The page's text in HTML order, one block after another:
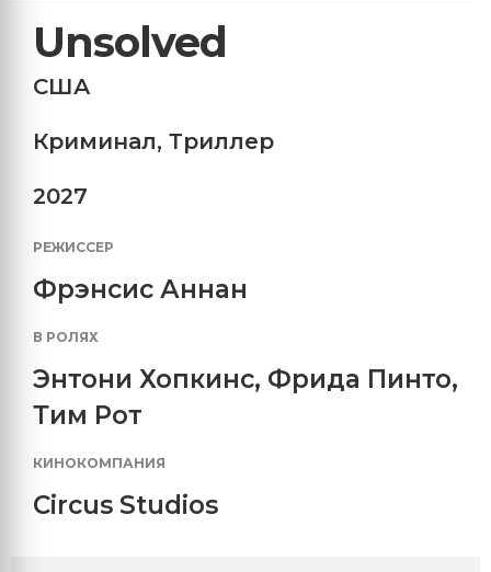
Unsolved
США
Криминал, Триллер
2027
РЕЖИССЕР
Фрэнсис Аннан
В РОЛЯХ
Энтони Хопкинс, Фрида Пинто,
Тим Рот
КИНОКОМПАНИЯ
Circus Studios